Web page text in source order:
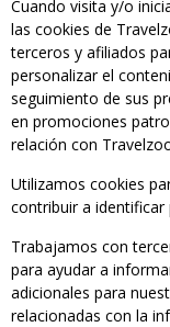
Cuando visita y/o
las cookies de
terceros y afiliados
personalizar el
seguimiento de sus
en promociones
relación con
Utilizamos cookies
contribuir a identificar
Trabajamos con
para ayudar a
adicionales para
relacionadas con la